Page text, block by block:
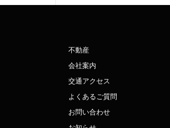
不動産
会社案内
交通アクセス
よくあるご質問
お問い合わせ